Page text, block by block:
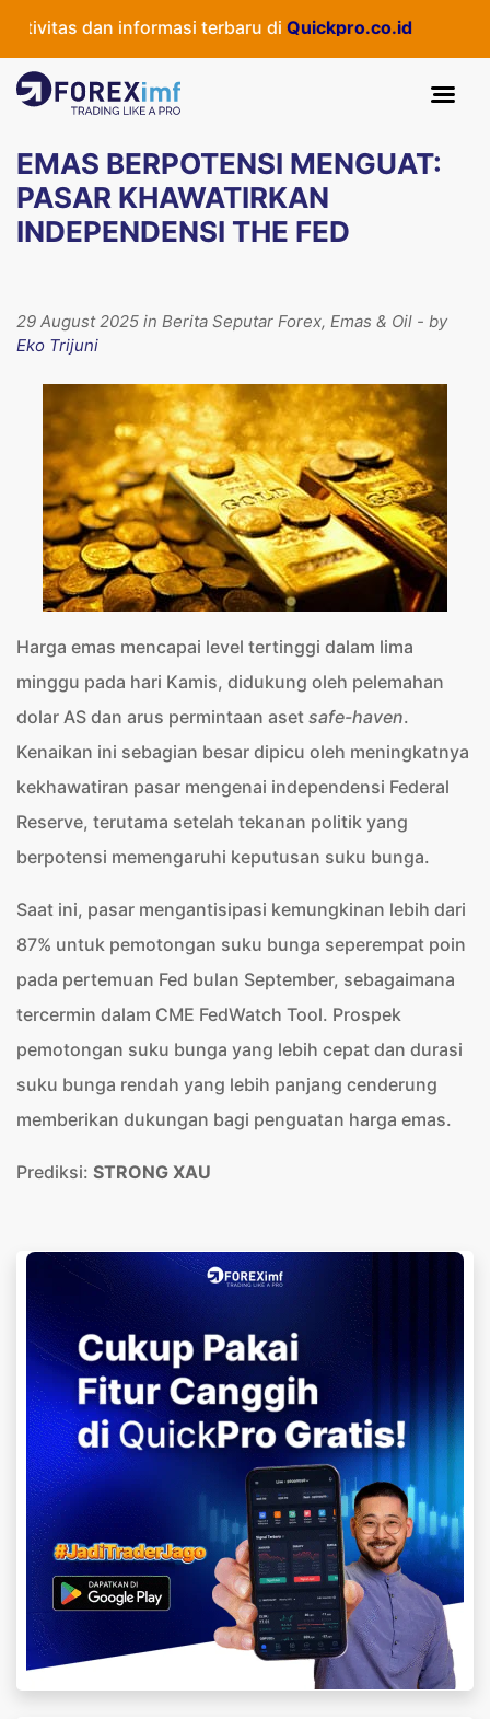
dan informasi terbaru di Quickpro.co.id
EMAS BERPOTENSI MENGUAT:
PASAR KHAWATIRKAN
INDEPENDENSI THE FED
29 August 2025 in Berita Seputar Forex, Emas & Oil - by
Eko Trijuni
Harga emas mencapai level tertinggi dalam lima
minggu pada hari Kamis, didukung oleh pelemahan
dolar AS dan arus permintaan aset safe-haven.
Kenaikan ini sebagian besar dipicu oleh meningkatnya
kekhawatiran pasar mengenai independensi Federal
Reserve, terutama setelah tekanan politik yang
berpotensi memengaruhi keputusan suku bunga.
Saat ini, pasar mengantisipasi kemungkinan lebih dari
87% untuk pemotongan suku bunga seperempat poin
pada pertemuan Fed bulan September, sebagaimana
tercermin dalam CME FedWatch Tool. Prospek
pemotongan suku bunga yang lebih cepat dan durasi
suku bunga rendah yang lebih panjang cenderung
memberikan dukungan bagi penguatan harga emas.
Prediksi: STRONG XAU